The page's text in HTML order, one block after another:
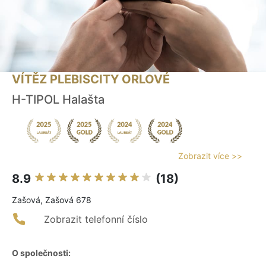
VÍTĚZ PLEBISCITY ORLOVÉ
H-TIPOL Halašta
Zobrazit více >>
8.9 (18)
Zašová, Zašová 678
Zobrazit telefonní číslo
O společnosti: